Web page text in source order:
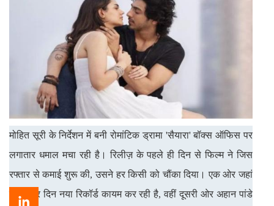
मोहित सूरी के निर्देशन में बनी रोमांटिक ड्रामा 'सैयारा' बॉक्स ऑफिस पर
लगातार धमाल मचा रही है। रिलीज़ के पहले ही दिन से फिल्म ने जिस
रफ्तार से कमाई शुरू की, उसने हर किसी को चौंका दिया। एक ओर जहां
फिल्म हर दिन नया रिकॉर्ड कायम कर रही है, वहीं दूसरी ओर अहान पांडे